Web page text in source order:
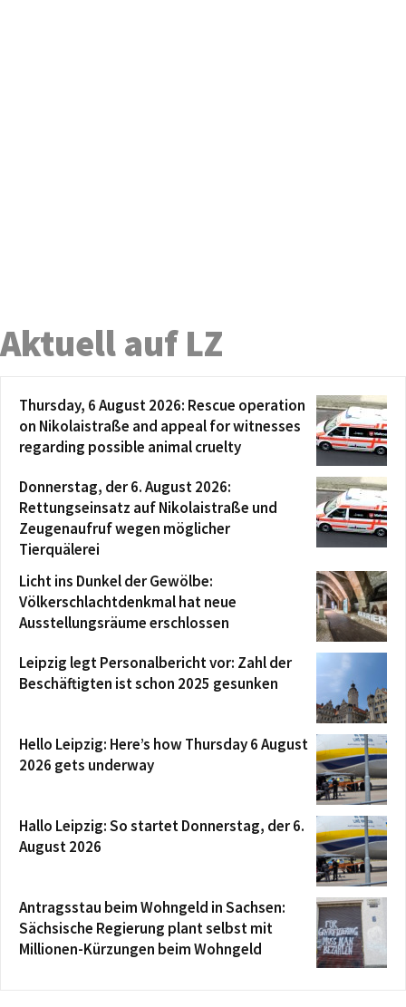
Aktuell auf LZ
Thursday, 6 August 2026: Rescue operation
on Nikolaistraße and appeal for witnesses
regarding possible animal cruelty
Donnerstag, der 6. August 2026:
Rettungseinsatz auf Nikolaistraße und
Zeugenaufruf wegen möglicher
Tierquälerei
Licht ins Dunkel der Gewölbe:
Völkerschlachtdenkmal hat neue
Ausstellungsräume erschlossen
Leipzig legt Personalbericht vor: Zahl der
Beschäftigten ist schon 2025 gesunken
Hello Leipzig: Here’s how Thursday 6 August
2026 gets underway
Hallo Leipzig: So startet Donnerstag, der 6.
August 2026
Antragsstau beim Wohngeld in Sachsen:
Sächsische Regierung plant selbst mit
Millionen-Kürzungen beim Wohngeld